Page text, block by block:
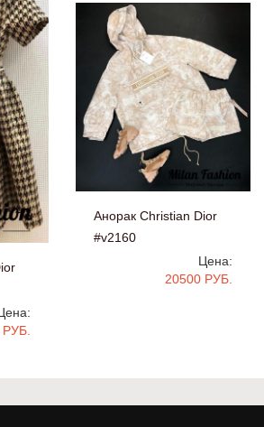
Анорак Christian Dior
#v2160
Цена:
20500 РУБ.